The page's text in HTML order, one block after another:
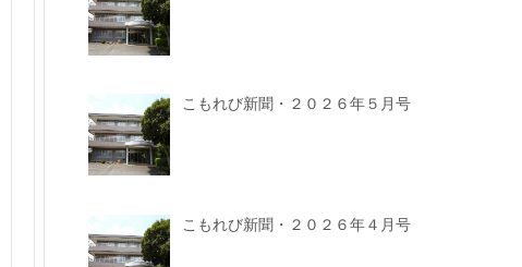
こもれび新聞・２０２６年５月号
こもれび新聞・２０２６年４月号